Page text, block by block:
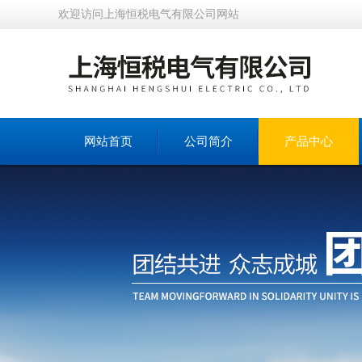
欢迎访问上海恒税电气有限公司网站
网站首页 公司简介 产品中心